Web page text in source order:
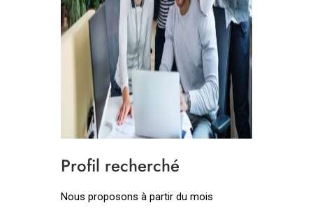
Profil recherché
Nous proposons à partir du mois